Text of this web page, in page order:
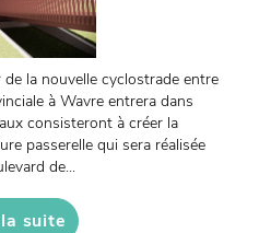
la nouvelle cyclostrade entre
à Wavre entrera dans
consisteront à créer la
passerelle qui sera réalisée
de...
suite